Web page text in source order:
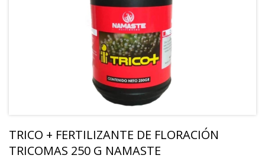
TRICO + FERTILIZANTE DE FLORACIÓN
TRICOMAS 250 G NAMASTE